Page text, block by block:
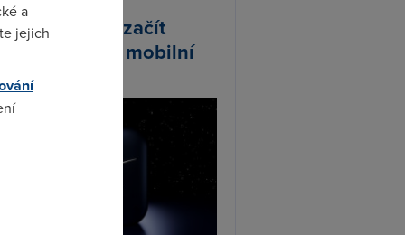
plánuje začít
vlastní mobilní
a
jejich